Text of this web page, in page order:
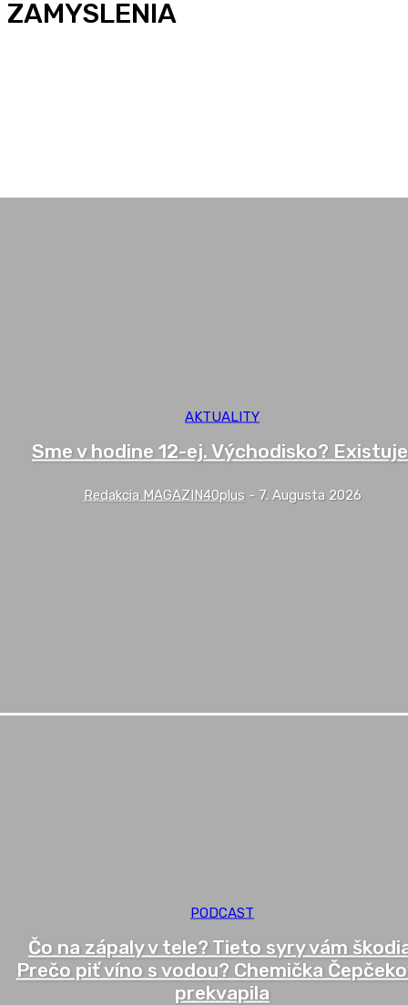
ZAMYSLENIA
AKTUALITY
Sme v hodine 12-ej. Východisko?
Redakcia MAGAZIN40plus - 7. Augusta 2026
PODCAST
Čo na zápaly v tele? Tieto syry vám
Prečo piť víno s vodou? Chemička
prekvapila